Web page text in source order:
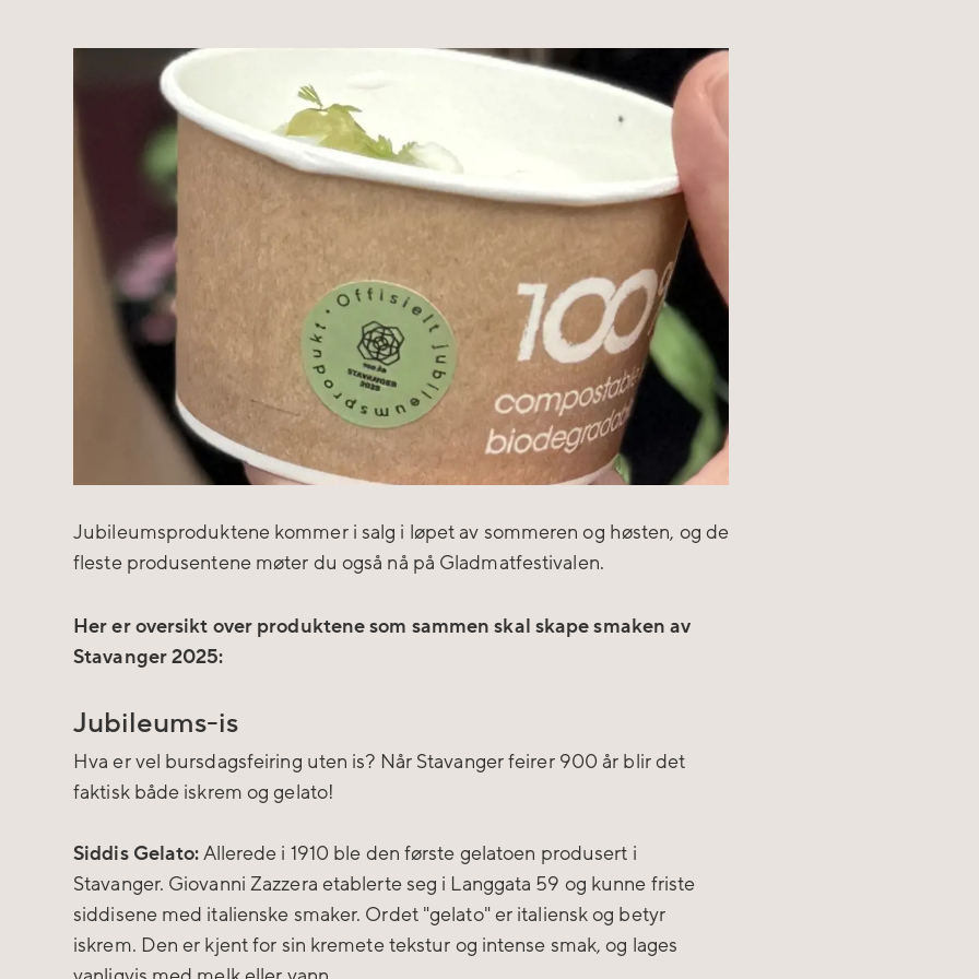
Jubileumsproduktene kommer i salg i løpet av sommeren og høsten, og de
fleste produsentene møter du også nå på Gladmatfestivalen.
Her er oversikt over produktene som sammen skal skape smaken av
Stavanger 2025:
Jubileums-is
Hva er vel bursdagsfeiring uten is? Når Stavanger feirer 900 år blir det
faktisk både iskrem og gelato!
Siddis Gelato: Allerede i 1910 ble den første gelatoen produsert i
Stavanger. Giovanni Zazzera etablerte seg i Langgata 59 og kunne friste
siddisene med italienske smaker. Ordet "gelato" er italiensk og betyr
iskrem. Den er kjent for sin kremete tekstur og intense smak, og lages